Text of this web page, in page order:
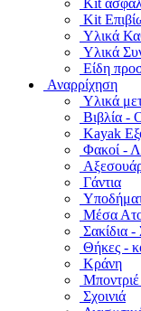
Kit
Kit
Υλικά
Υλικά
Είδη
Αναρρίχηση
Υλικά
Βιβλία -
Kayak
Φακοί -
Γάντια
Μέσα
Σακίδια -
Θήκες -
Κράνη
Σχοινιά